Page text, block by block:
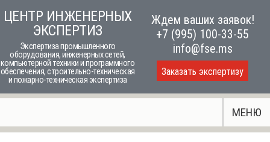
to
content
ЦЕНТР ИНЖЕНЕРНЫХ
ЭКСПЕРТИЗ
Экспертиза промышленного
оборудования, инженерных сетей,
компьютерной техники и программного
обеспечения, строительно-техническая
и пожарно-техническая экспертиза
Ждем ваших заявок!
+7 (995) 100-33-55
info@fse.ms
Заказать экспертизу
МЕНЮ